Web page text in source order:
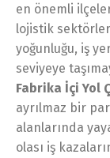
en önemli
lojistik
yoğunluğu, iş
seviyeye
Fabrika İçi Yol
ayrılmaz bir
alanlarında
olası iş